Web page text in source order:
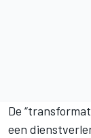
De
een